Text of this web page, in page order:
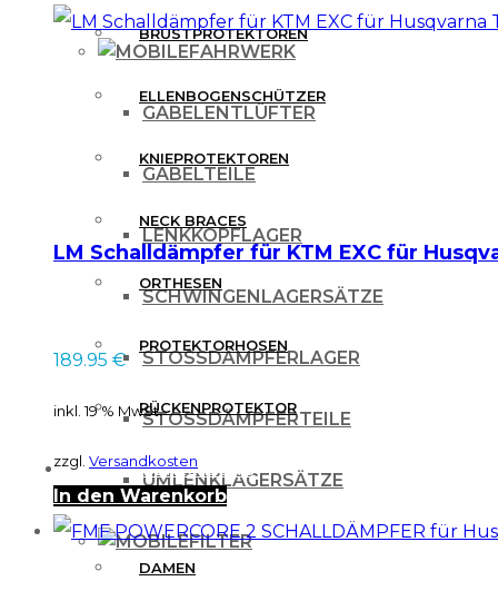
FAHRWERK
GABELENTLÜFTER
GABELTEILE
LENKKOPFLAGER
SCHWINGENLAGERSÄTZE
STOSSDÄMPFERLAGER
STOSSDÄMPFERTEILE
UMLENKLAGERSÄTZE
FILTER
BRUSTPROTEKTOREN
ELLENBOGENSCHÜTZER
KNIEPROTEKTOREN
NECK BRACES
ORTHESEN
PROTEKTORHOSEN
RÜCKENPROTEKTOR
FREIZEITBEKLEIDUNG
DAMEN
LM Schalldämpfer für KTM EXC für
189.95 €
inkl. 19 % MwSt.
zzgl. Versandkosten
In den Warenkorb